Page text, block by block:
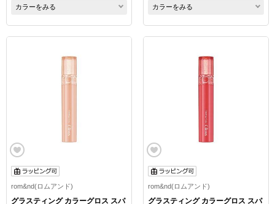
カラーをみる カラーをみる
rom&nd(ロムアンド)
グラスティング カラーグロス スパ
rom&nd(ロムアンド)
グラスティング カラーグロス スパ